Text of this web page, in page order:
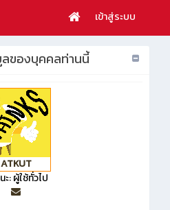
เข้าสู่ระบบ
ของบุคคลท่านนี้
ATKUT
ะ: ผู้ใช้ทั่วไป